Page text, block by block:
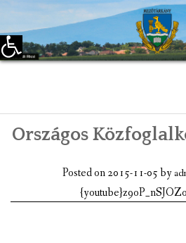
Eszköztár megnyitása
KEZDŐLAP
TELEPÜLÉSÜNKRŐL
LÁTNIVALÓK
Országos
Posted on2015-11-05by